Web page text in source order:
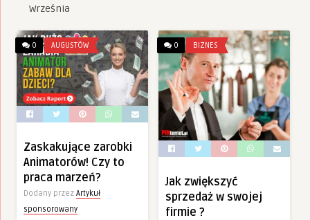
Września
0 AUGUSTÓW
Zaskakujące zarobki
Animatorów! Czy to
praca marzeń?
Dodany przez Artykuł
sponsorowany
0 BIZNES
Jak zwiększyć
sprzedaż w swojej
firmie ?